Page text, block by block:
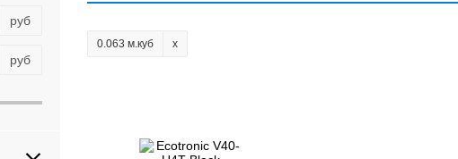
руб
руб
0.063 м.куб